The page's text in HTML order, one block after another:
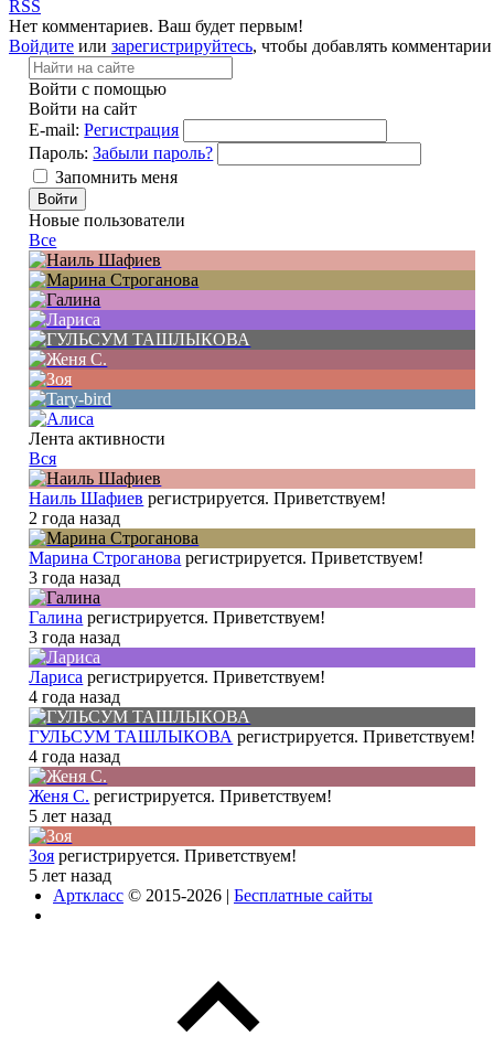
RSS
Нет комментариев. Ваш будет первым!
Войдите или зарегистрируйтесь, чтобы добавлять комментарии
Войти с помощью
Войти на сайт
E-mail: Регистрация
Пароль: Забыли пароль?
Запомнить меня
Новые пользователи
Все
Лента активности
Вся
Наиль Шафиев регистрируется. Приветствуем!
2 года назад
Марина Строганова регистрируется. Приветствуем!
3 года назад
Галина регистрируется. Приветствуем!
3 года назад
Лариса регистрируется. Приветствуем!
4 года назад
ГУЛЬСУМ ТАШЛЫКОВА регистрируется. Приветствуем!
4 года назад
Женя С. регистрируется. Приветствуем!
5 лет назад
Зоя регистрируется. Приветствуем!
5 лет назад
Арткласс © 2015-2026 | Бесплатные сайты